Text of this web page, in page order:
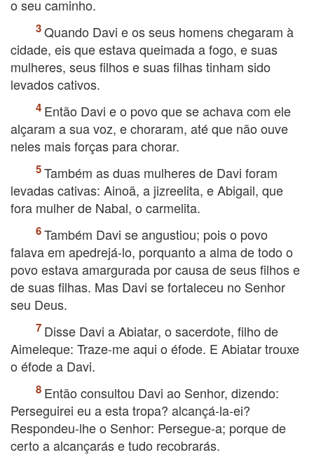
o seu caminho.
Quando Davi e os seus homens chegaram à
cidade, eis que estava queimada a fogo, e suas
mulheres, seus filhos e suas filhas tinham sido
levados cativos.
Então Davi e o povo que se achava com ele
alçaram a sua voz, e choraram, até que não ouve
neles mais forças para chorar.
Também as duas mulheres de Davi foram
levadas cativas: Ainoã, a jizreelita, e Abigail, que
fora mulher de Nabal, o carmelita.
Também Davi se angustiou; pois o povo
falava em apedrejá-lo, porquanto a alma de todo o
povo estava amargurada por causa de seus filhos e
de suas filhas. Mas Davi se fortaleceu no Senhor
seu Deus.
Disse Davi a Abiatar, o sacerdote, filho de
Aimeleque: Traze-me aqui o éfode. E Abiatar trouxe
o éfode a Davi.
Então consultou Davi ao Senhor, dizendo:
Perseguirei eu a esta tropa? alcançá-la-ei?
Respondeu-lhe o Senhor: Persegue-a; porque de
certo a alcançarás e tudo recobrarás.